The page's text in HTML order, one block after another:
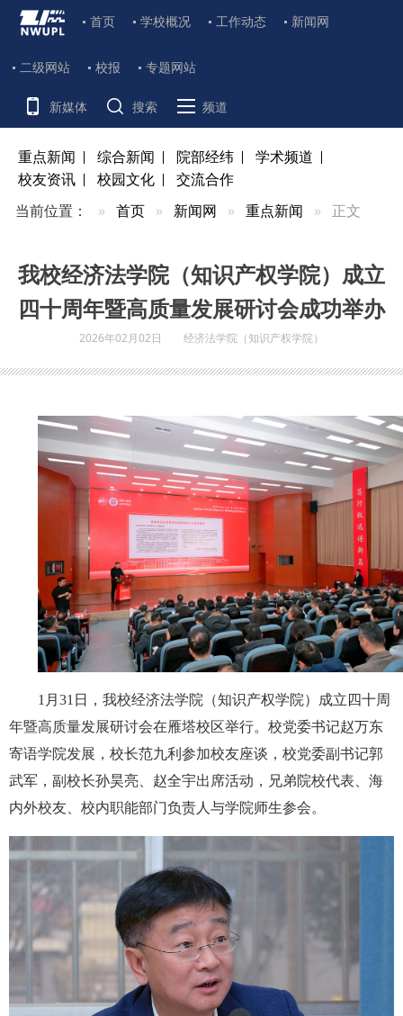
首页 学校概况 工作动态 新闻网
二级网站 校报 专题网站
新媒体 搜索 频道
重点新闻 综合新闻 院部经纬
学术频道
校友资讯
校园文化
交流合作
当前位置：
首页 新闻网 重点新闻 正文
我校经济法学院（知识产权学院）成立
四十周年暨高质量发展研讨会成功举办
2026年02月02日 经济法学院（知识产权学院）
1月31日，我校经济法学院（知识产权学院）成立四十周
年暨高质量发展研讨会在雁塔校区举行。校党委书记赵万东
寄语学院发展，校长范九利参加校友座谈，校党委副书记郭
武军，副校长孙昊亮、赵全宇出席活动，兄弟院校代表、海
内外校友、校内职能部门负责人与学院师生参会。